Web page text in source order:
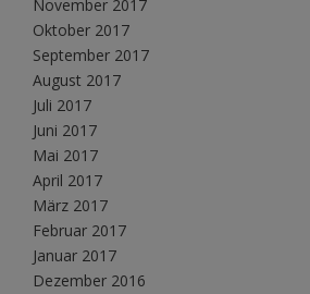
November 2017
Oktober 2017
September 2017
August 2017
Juli 2017
Juni 2017
Mai 2017
April 2017
März 2017
Februar 2017
Januar 2017
Dezember 2016